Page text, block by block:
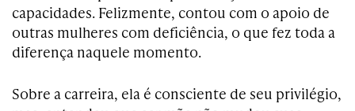
capacidades. Felizmente, contou com o apoio de
outras mulheres com deficiência, o que fez toda a
diferença naquele momento.
Sobre a carreira, ela é consciente de seu privilégio,